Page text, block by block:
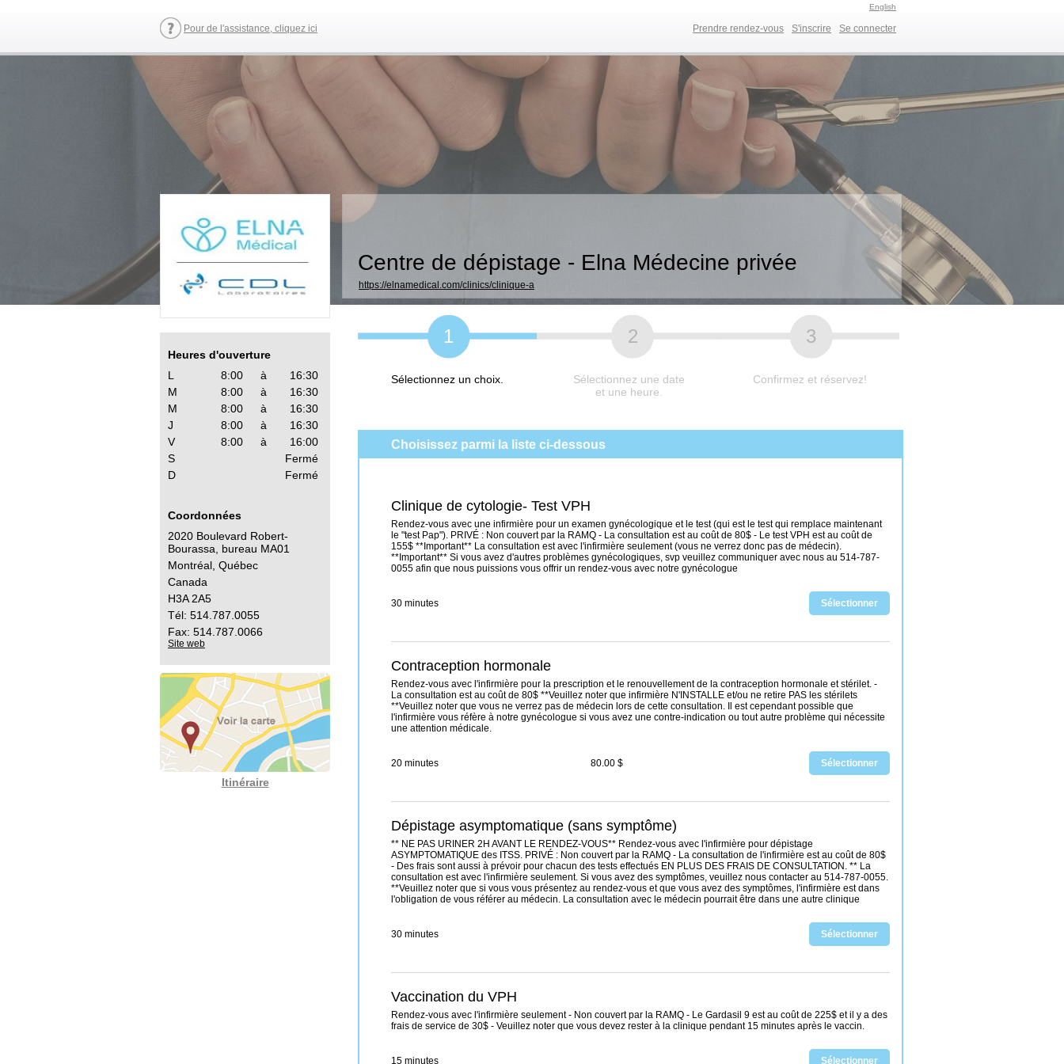
English
Pour de l'assistance, cliquez ici Se connecter
S'inscrire
Prendre rendez-vous
Centre de dépistage - Elna Médecine privée
https://elnamedical.com/clinics/clinique-a
Heures d'ouverture
L
8:00 à
16:30
M
8:00 à
16:30
M
8:00 à
16:30
J
8:00 à
16:30
V
8:00 à
16:00
S
Fermé
D
Fermé
Coordonnées
2020 Boulevard Robert-
Bourassa, bureau MA01
Montréal, Québec
Canada
H3A 2A5
Tél: 514.787.0055
Fax: 514.787.0066
Site web
Itinéraire
1 2 3
Sélectionnez un choix.
Sélectionnez une date
et une heure.
Confirmez et réservez!
Choisissez parmi la liste ci-dessous
Clinique de cytologie- Test VPH
Rendez-vous avec une infirmière pour un examen gynécologique et le test (qui est le test qui remplace maintenant
le "test Pap"). PRIVÉ : Non couvert par la RAMQ - La consultation est au coût de 80$ - Le test VPH est au coût de
155$ **Important** La consultation est avec l'infirmière seulement (vous ne verrez donc pas de médecin).
**Important** Si vous avez d'autres problèmes gynécologiques, svp veuillez communiquer avec nous au 514-787-
0055 afin que nous puissions vous offrir un rendez-vous avec notre gynécologue
30 minutes Sélectionner
Contraception hormonale
Rendez-vous avec l'infirmière pour la prescription et le renouvellement de la contraception hormonale et stérilet. -
La consultation est au coût de 80$ **Veuillez noter que infirmière N'INSTALLE et/ou ne retire PAS les stérilets
**Veuillez noter que vous ne verrez pas de médecin lors de cette consultation. Il est cependant possible que
l'infirmière vous réfère à notre gynécologue si vous avez une contre-indication ou tout autre problème qui nécessite
une attention médicale.
20 minutes 80.00 $ Sélectionner
Dépistage asymptomatique (sans symptôme)
** NE PAS URINER 2H AVANT LE RENDEZ-VOUS** Rendez-vous avec l'infirmière pour dépistage
ASYMPTOMATIQUE des ITSS. PRIVÉ : Non couvert par la RAMQ - La consultation de l'infirmière est au coût de 80$
- Des frais sont aussi à prévoir pour chacun des tests effectués EN PLUS DES FRAIS DE CONSULTATION. ** La
consultation est avec l'infirmière seulement. Si vous avez des symptômes, veuillez nous contacter au 514-787-0055.
**Veuillez noter que si vous vous présentez au rendez-vous et que vous avez des symptômes, l'infirmière est dans
l'obligation de vous référer au médecin. La consultation avec le médecin pourrait être dans une autre clinique
30 minutes Sélectionner
Vaccination du VPH
Rendez-vous avec l'infirmière seulement - Non couvert par la RAMQ - Le Gardasil 9 est au coût de 225$ et il y a des
frais de service de 30$ - Veuillez noter que vous devez rester à la clinique pendant 15 minutes après le vaccin.
15 minutes Sélectionner